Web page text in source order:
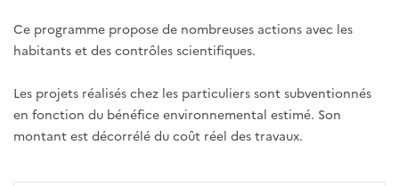
Ce programme propose de nombreuses actions avec les
habitants et des contrôles scientifiques.
Les projets réalisés chez les particuliers sont subventionnés
en fonction du bénéfice environnemental estimé. Son
montant est décorrélé du coût réel des travaux.